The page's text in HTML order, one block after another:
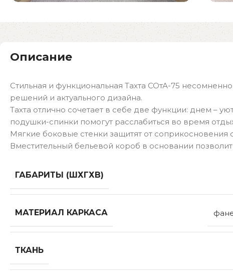
Описание
Стильная и функциональная Тахта СОтА-75
решений и актуального дизайна.
Тахта отлично сочетает в себе две функции: днем –
подушки-спинки помогут расслабиться во время
Мягкие боковые стенки защитят от
Вместительный бельевой короб в основании
ГАБАРИТЫ (ШХГХВ)
МАТЕРИАЛ КАРКАСА
ТКАНЬ